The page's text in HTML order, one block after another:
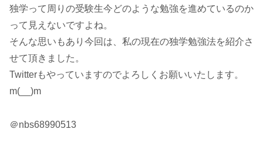
独学って周りの受験生今どのような勉強を進めているのか
って見えないですよね。
そんな思いもあり今回は、私の現在の独学勉強法を紹介さ
せて頂きました。
Twitterもやっていますのでよろしくお願いいたします。
m(__)m
＠nbs68990513